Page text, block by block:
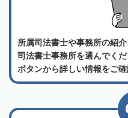
所属司法書士や事務所の紹
司法書士事務所を選んでく
ボタンから詳しい情報をご確